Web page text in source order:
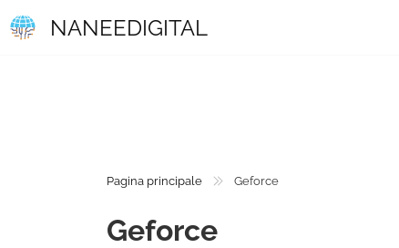
NANEEDIGITAL
Pagina principale Geforce
Geforce